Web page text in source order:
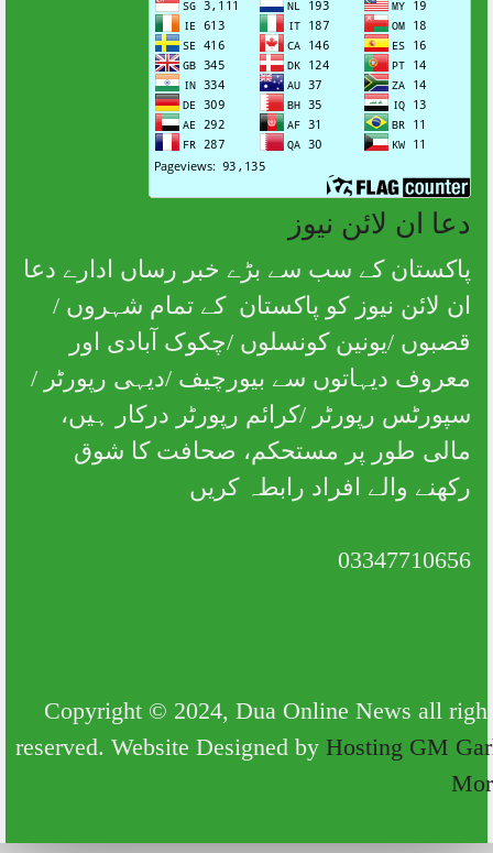
دعا ان لائن نیوز
پاکستان کے سب سے بڑے خبر رساں ادارے دعا
ان لائن نیوز کو پاکستان کے تمام شہروں /
قصبوں /یونین کونسلوں /چکوک آبادی اور
معروف دیہاتوں سے بیورچیف /دیہی رپورٹر /
سپورٹس رپورٹر /کرائم رپورٹر درکار ہیں،
مالی طور پر مستحکم، صحافت کا شوق
رکھنے والے افراد رابطہ کریں
03347710656
Copyright © 2024, Dua Online News all
reserved. Website Designed byHosting GM